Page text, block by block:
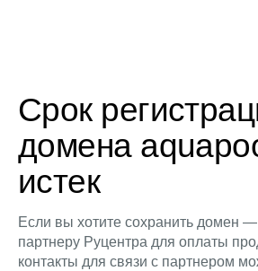
Срок
домена
истек
Если вы хотите сохранить домен —
партнеру Руцентра для оплаты
контакты для связи с партнером